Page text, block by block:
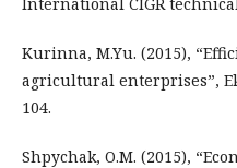
Kurinna, M.Yu. (2015),
agricultural enterprises”,
104.
Shpychak, O.M. (2015),